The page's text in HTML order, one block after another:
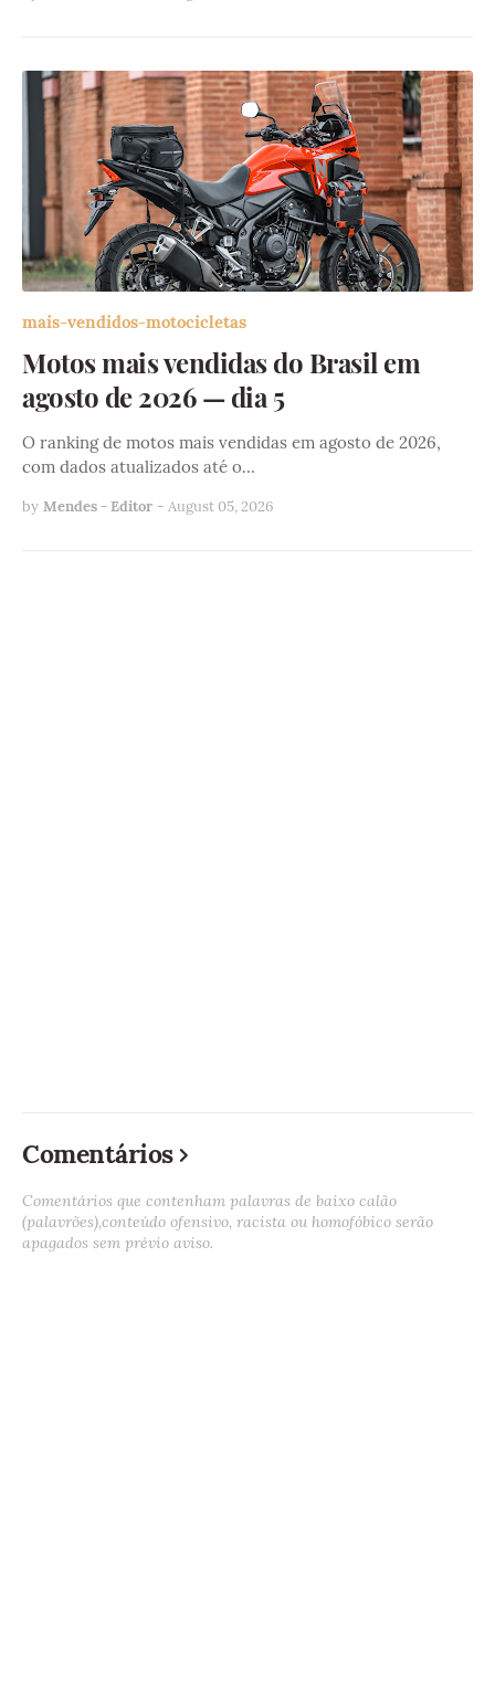
mais-vendidos-motocicletas
Motos mais vendidas do Brasil em
agosto de 2026 — dia 5
O ranking de motos mais vendidas em agosto de 2026,
com dados atualizados até o…
by Mendes - Editor - August 05, 2026
Comentários
Comentários que contenham palavras de baixo calão
(palavrões),conteúdo ofensivo, racista ou homofóbico serão
apagados sem prévio aviso.